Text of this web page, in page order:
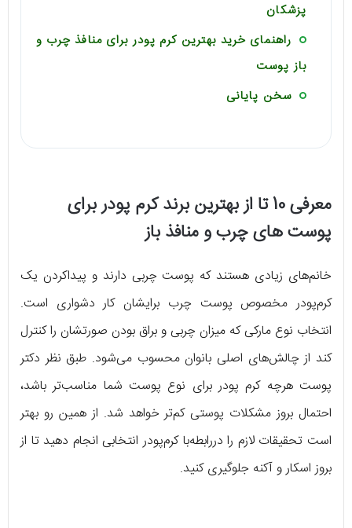
پزشکان
راهنمای خرید بهترین کرم پودر برای منافذ چرب و
باز پوست
سخن پایانی
معرفی 10 تا از بهترین برند کرم پودر برای
پوست‌ های چرب و منافذ باز
خانم‌های زیادی هستند که پوست چربی دارند و پیداکردن یک
کرم‌پودر مخصوص پوست چرب برایشان کار دشواری است.
انتخاب نوع مارکی که میزان چربی و براق بودن صورتشان را کنترل
کند از چالش‌های اصلی بانوان محسوب می‌شود. طبق نظر دکتر
پوست هرچه کرم‌ پودر برای نوع پوست شما مناسب‌تر باشد،
احتمال بروز مشکلات پوستی کم‌تر خواهد شد. از همین رو بهتر
است تحقیقات لازم را دررابطه‌با کرم‌پودر انتخابی انجام دهید تا از
بروز اسکار و آکنه جلوگیری کنید.